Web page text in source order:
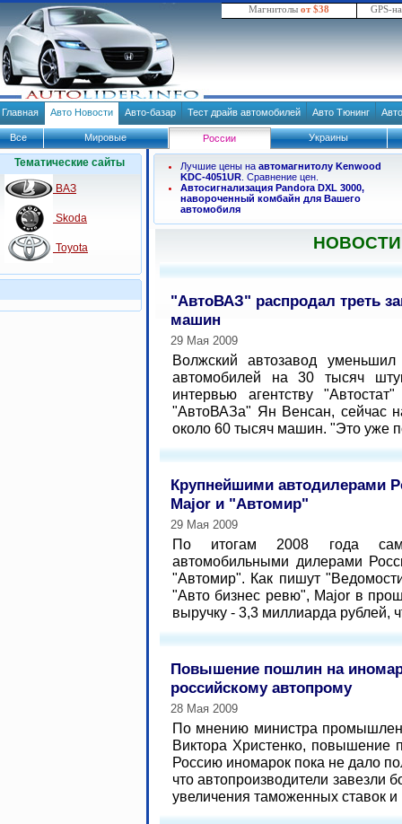
Магнитолы от $38 GPS-
Главная Авто Новости Авто-базар Тест драйв автомобилей Авто Тюнинг
Все Мировые России Украины
Тематические сайты
ВАЗ
Skoda
Toyota
Лучшие цены на автомагнитолу Kenwood
KDC-4051UR . Сравнение цен.
Автосигнализация Pandora DXL 3000,
навороченный комбайн для Вашего
автомобиля
"АвтоВАЗ" распродал треть
машин
29 Мая 2009
Волжский автозавод
автомобилей на 30 тысяч
интервью агентству
"АвтоВАЗа" Ян Венсан, сейчас
около 60 тысяч машин. "Это уже
Крупнейшими автодилерами
Major и "Автомир"
29 Мая 2009
По итогам 2008 года
автомобильными дилерами
"Автомир". Как пишут
"Авто бизнес ревю", Major в
выручку - 3,3 миллиарда рублей,
Повышение пошлин на
российскому автопрому
28 Мая 2009
По мнению министра
Виктора Христенко, повышение
Россию иномарок пока не дало
что автопроизводители
увеличения таможенных ставок